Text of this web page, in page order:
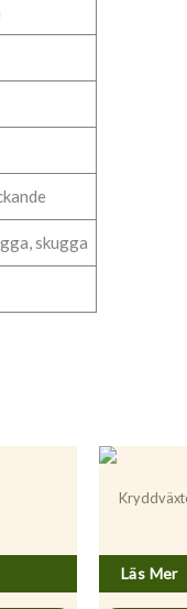
skugga
Läs Mer